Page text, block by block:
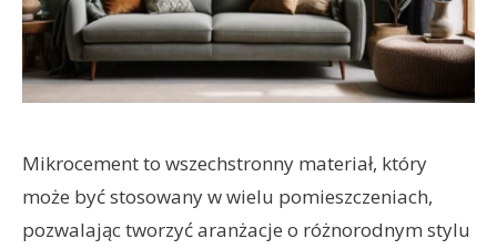
Mikrocement to wszechstronny materiał, który
może być stosowany w wielu pomieszczeniach,
pozwalając tworzyć aranżacje o różnorodnym stylu